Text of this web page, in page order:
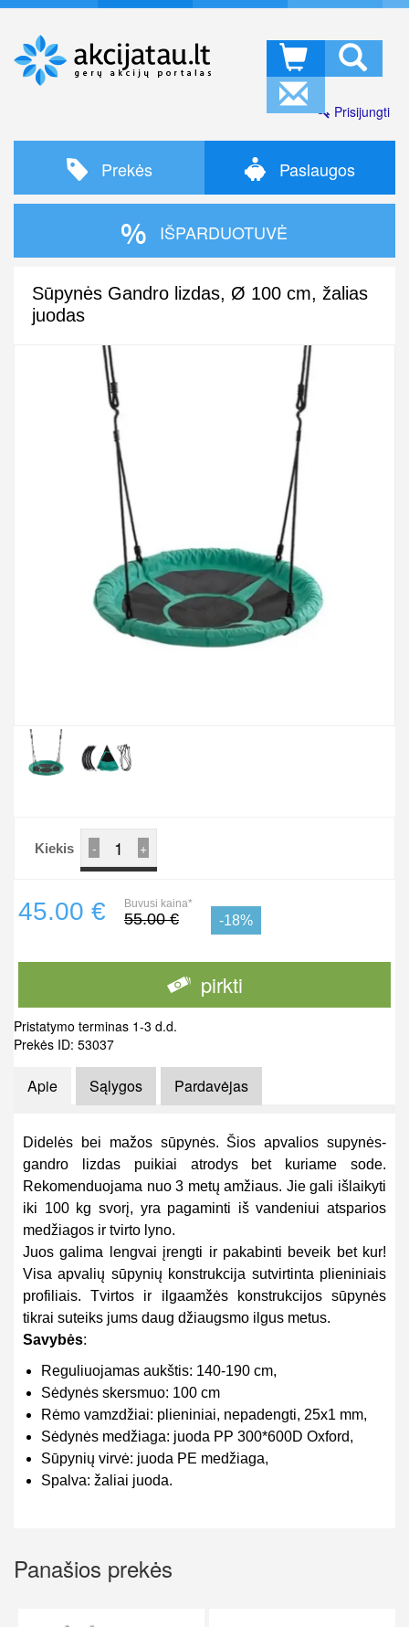
Prisijungti
Prekės Paslaugos
IŠPARDUOTUVĖ
Sūpynės Gandro lizdas, Ø 100 cm, žalias
juodas
Kiekis - +
45.00 € Buvusi kaina*
55.00 € -18%
pirkti
Pristatymo terminas 1-3 d.d.
Prekės ID: 53037
Apie Sąlygos Pardavėjas
Didelės bei mažos sūpynės. Šios apvalios supynės-
gandro lizdas puikiai atrodys bet kuriame sode.
Rekomenduojama nuo 3 metų amžiaus. Jie gali išlaikyti
iki 100 kg svorį, yra pagaminti iš vandeniui atsparios
medžiagos ir tvirto lyno.
Juos galima lengvai įrengti ir pakabinti beveik bet kur!
Visa apvalių sūpynių konstrukcija sutvirtinta plieniniais
profiliais. Tvirtos ir ilgaamžės konstrukcijos sūpynės
tikrai suteiks jums daug džiaugsmo ilgus metus.
Savybės:
Reguliuojamas aukštis: 140-190 cm,
Sėdynės skersmuo: 100 cm
Rėmo vamzdžiai: plieniniai, nepadengti, 25x1 mm,
Sėdynės medžiaga: juoda PP 300*600D Oxford,
Sūpynių virvė: juoda PE medžiaga,
Spalva: žaliai juoda.
Panašios prekės